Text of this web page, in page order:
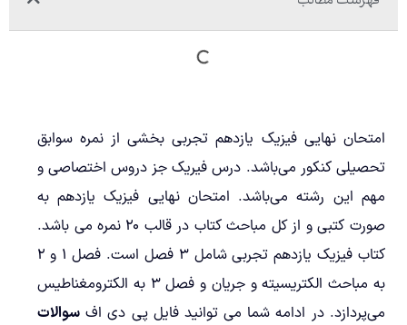
امتحان نهایی فیزیک یازدهم تجربی بخشی از نمره سوابق
تحصیلی کنکور می‌باشد. درس فیریک جز دروس اختصاصی و
مهم این رشته می‌باشد. امتحان نهایی فیزیک یازدهم به
صورت کتبی و از کل مباحث کتاب در قالب ۲۰ نمره می باشد.
کتاب فیزیک یازدهم تجربی شامل ۳ فصل است. فصل ۱ و ۲
به مباحث الکتریسیته و جریان و فصل ۳ به الکترومغناطیس
می‌پردازد. در ادامه شما می توانید فایل پی دی اف سوالات